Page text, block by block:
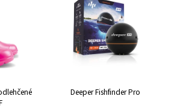
Deeper Fishfinder Pro